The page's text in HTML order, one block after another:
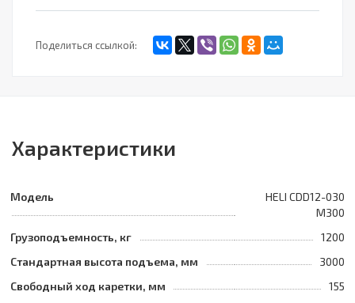
Поделиться ссылкой:
Характеристики
Модель
HELI CDD12-030
M300
Грузоподъемность, кг
1200
Стандартная высота подъема, мм
3000
Свободный ход каретки, мм
155